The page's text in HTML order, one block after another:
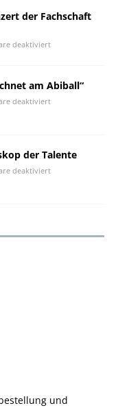
der Fachschaft
deaktiviert
am Abiball“
deaktiviert
der Talente
deaktiviert
und